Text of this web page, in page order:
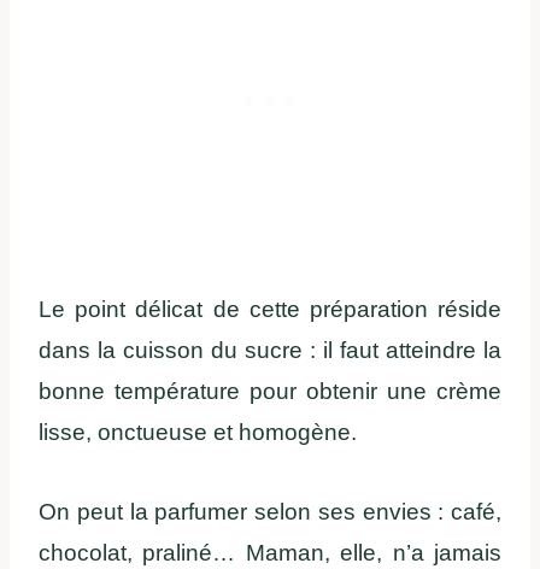
Le point délicat de cette préparation réside
dans la cuisson du sucre : il faut atteindre la
bonne température pour obtenir une crème
lisse, onctueuse et homogène.
On peut la parfumer selon ses envies : café,
chocolat, praliné… Maman, elle, n’a jamais